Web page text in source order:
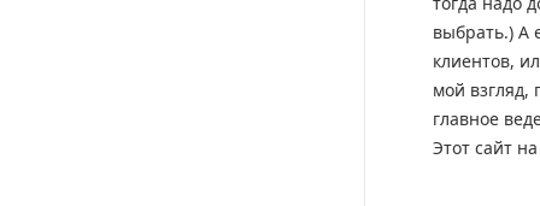
выбрать.) А
клиентов,
мой взгляд,
главное
Этот сайт